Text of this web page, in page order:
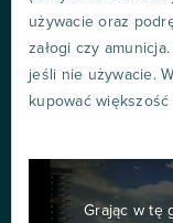
używacie oraz
załogi czy
jeśli nie używacie.
kupować większość
Grając w tę